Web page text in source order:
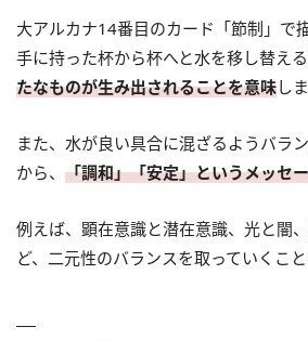
大アルカナ14番目のカード「節制」で
手に持った杯から杯へと水を移し替える
たなものが生み出されることを意味し
また、水が良い具合に混ざるようバラ
から、 「調和」「安定」というメッセ
例えば、顕在意識と潜在意識、光と闇
ど、二元性のバランスを取っていくこと